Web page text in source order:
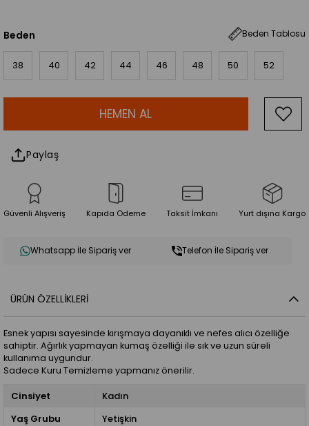
Beden Tablosu
Beden
38 40 42 44 46 48 50 52
Paylaş
Güvenli Alışveriş Kapıda Ödeme Taksit İmkanı Yurt dışına Kargo
Whatsapp İle Sipariş ver Telefon İle Sipariş ver
ÜRÜN ÖZELLIKLERI
Esnek yapısı sayesinde kırışmaya dayanıklı ve nefes alıcı özelliğe
sahiptir. Ağırlık yapmayan kumaş özelliği ile sık ve uzun süreli
kullanıma uygundur.
Sadece Kuru Temizleme yapmanız önerilir.
Cinsiyet
Kadın
Yaş Grubu
Yetişkin